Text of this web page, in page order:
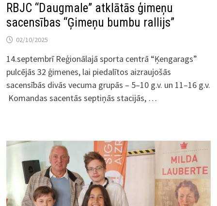
RBJC “Daugmale” atklātās ģimeņu
sacensības “Ģimeņu bumbu rallijs”
02/10/2025
14.septembrī Reģionālajā sporta centrā “Ķengarags”
pulcējās 32 ģimenes, lai piedalītos aizraujošās
sacensībās divās vecuma grupās – 5–10 g.v. un 11–16 g.v.
Komandas sacentās septiņās stacijās, …